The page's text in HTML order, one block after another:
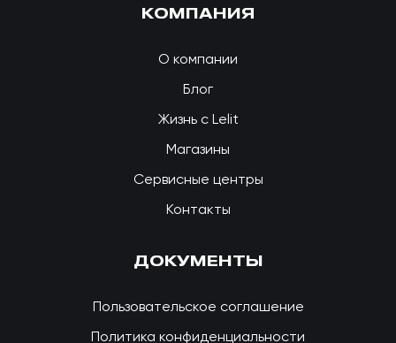
КОМПАНИЯ
О компании
Блог
Жизнь с Lelit
Магазины
Сервисные центры
Контакты
ДОКУМЕНТЫ
Пользовательское соглашение
Политика конфиденциальности